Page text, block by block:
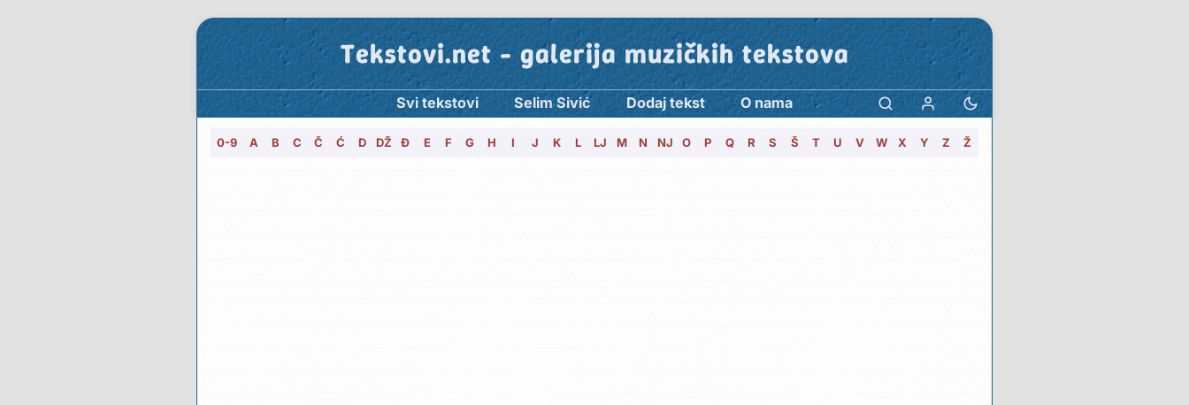
Tekstovi.net - galerija muzičkih tekstova
Svi tekstovi Selim Sivić Dodaj tekst O nama
0-9 A B C Č Ć D DŽ Đ E F G H I J K L LJ M N NJ O P Q R S Š T U V W X Y Z Ž